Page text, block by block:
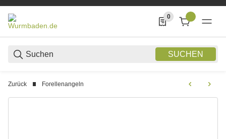
SUCHEN
0
0 Produkte in der
Zurück Forellenangeln